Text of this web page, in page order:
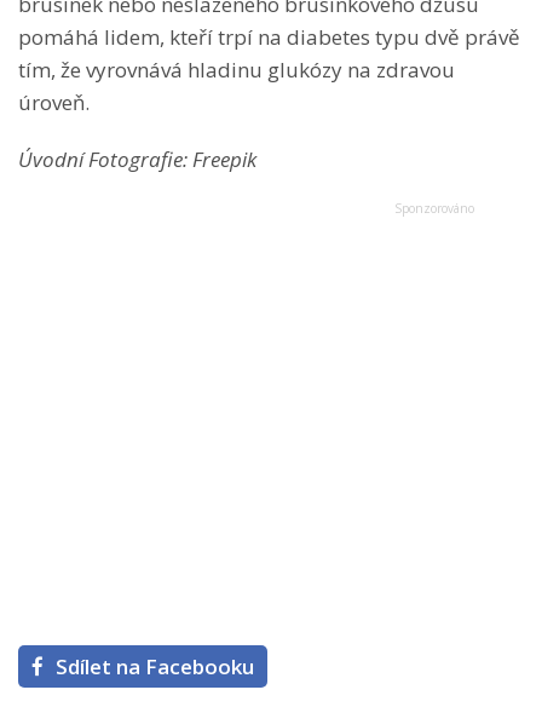
pomáhá lidem, kteří trpí na diabetes typu dvě právě
tím, že vyrovnává hladinu glukózy na zdravou
úroveň.
Úvodní Fotografie: Freepik
Sdílet na Facebooku